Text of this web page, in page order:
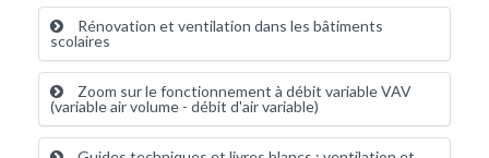
Rénovation et ventilation dans les bâtiments
scolaires
Zoom sur le fonctionnement à débit variable VAV
(variable air volume - débit d'air variable)